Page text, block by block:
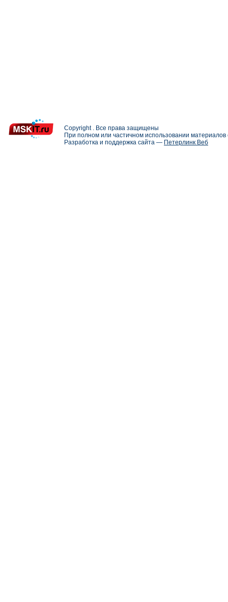
Copyright . Все права защищены
При полном или частичном использовании
Разработка и поддержка сайта — Петерлинк Веб